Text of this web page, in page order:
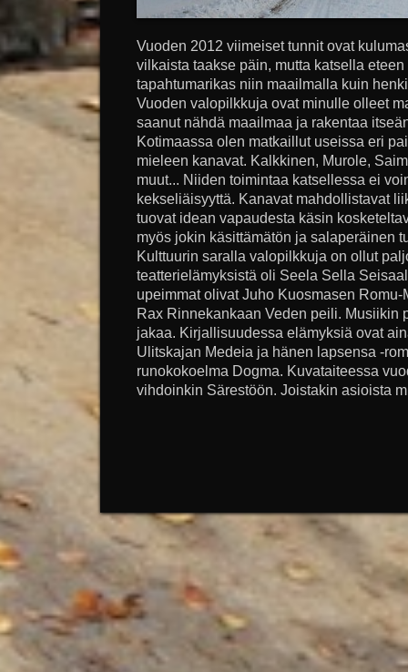
Vuoden 2012 viimeiset tunnit ovat
vilkaista taakse päin, mutta katsella
tapahtumarikas niin maailmalla kuin
Vuoden valopilkkuja ovat minulle olleet
saanut nähdä maailmaa ja rakentaa
Kotimaassa olen matkaillut useissa eri
mieleen kanavat. Kalkkinen, Murole,
muut... Niiden toimintaa katsellessa ei
kekseliäisyyttä. Kanavat mahdollistavat
tuovat idean vapaudesta käsin
myös jokin käsittämätön ja salaperäinen
Kulttuurin saralla valopilkkuja on ollut
teatterielämyksistä oli Seela Sella
upeimmat olivat Juho Kuosmasen
Rax Rinnekankaan Veden peili. Musiikin
jakaa. Kirjallisuudessa elämyksiä ovat
Ulitskajan Medeia ja hänen lapsensa -
runokokoelma Dogma. Kuvataiteessa
vihdoinkin Särestöön. Joistakin asioista